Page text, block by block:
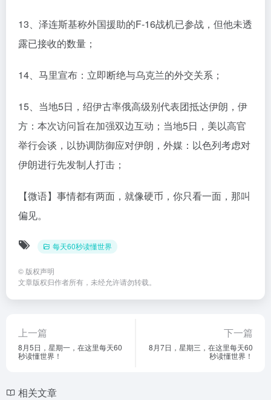
13、泽连斯基称外国援助的F-16战机已参战，但他未透
露已接收的数量；
14、马里宣布：立即断绝与乌克兰的外交关系；
15、当地5日，绍伊古率俄高级别代表团抵达伊朗，伊
方：本次访问旨在加强双边互动；当地5日，美以高官
举行会谈，以协调防御应对伊朗，外媒：以色列考虑对
伊朗进行先发制人打击；
【微语】事情都有两面，就像硬币，你只看一面，那叫
偏见。
每天60秒读懂世界
© 版权声明
文章版权归作者所有，未经允许请勿转载。
上一篇
8月5日，星期一，在这里每天60
秒读懂世界！
下一篇
8月7日，星期三，在这里每天60
秒读懂世界！
相关文章